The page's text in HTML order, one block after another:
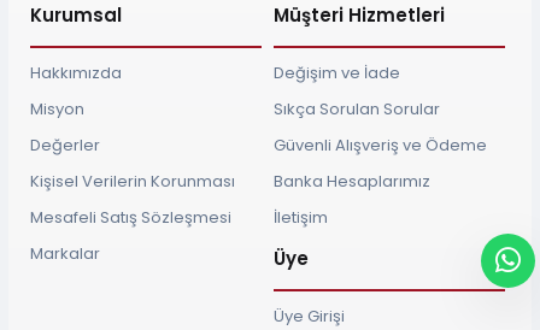
Kurumsal
Hakkımızda
Misyon
Değerler
Kişisel Verilerin Korunması
Mesafeli Satış Sözleşmesi
Markalar
Müşteri Hizmetleri
Değişim ve İade
Sıkça Sorulan Sorular
Güvenli Alışveriş ve Ödeme
Banka Hesaplarımız
İletişim
Üye
Üye Girişi